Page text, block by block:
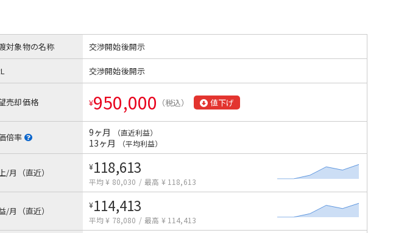
対象物の名称 交渉開始後開示
交渉開始後開示
売却価格 ¥950,000 （税込） 値下げ
倍率 9ヶ月 （直近利益）
13ヶ月 （平均利益）
/月（直近）
¥118,613
平均 ¥ 80,030 / 最高 ¥ 118,613
/月（直近）
¥114,413
平均 ¥ 78,080 / 最高 ¥ 114,413